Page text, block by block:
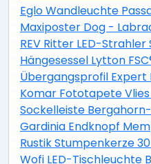
Eglo Wandleuchte
Maxiposter Dog -
REV Ritter LED-
Hängesessel Lytton
Übergangsprofil Expert
Komar Fototapete
Sockelleiste
Gardinia Endknopf
Rustik Stumpenkerze
Wofi LED-Tischleuchte